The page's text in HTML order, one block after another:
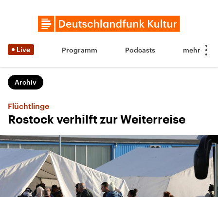
Live Programm Podcasts
Archiv
Flüchtlinge
Rostock verhilft zur Weiterreise